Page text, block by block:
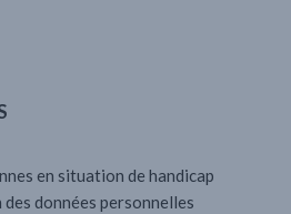
en situation de handicap
données personnelles